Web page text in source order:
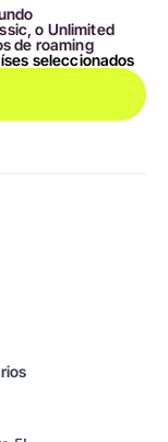
o Unlimited
de roaming
seleccionados